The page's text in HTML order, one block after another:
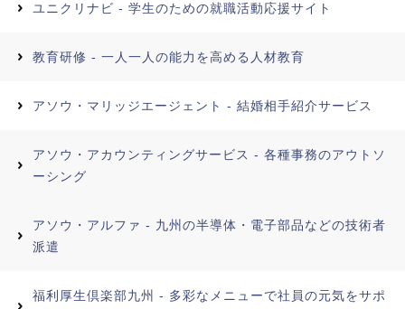
ユニクリナビ - 学生のための就職活動応援サイト
教育研修 - 一人一人の能力を高める人材教育
アソウ・マリッジエージェント - 結婚相手紹介サービス
アソウ・アカウンティングサービス - 各種事務のアウトソ
ーシング
アソウ・アルファ - 九州の半導体・電子部品などの技術者
派遣
福利厚生倶楽部九州 - 多彩なメニューで社員の元気をサポ